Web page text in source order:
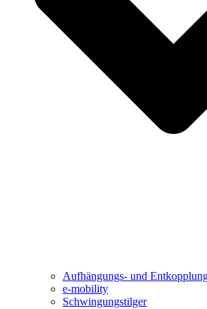
Aufhängungs- und
e-mobility
Schwingungstilger